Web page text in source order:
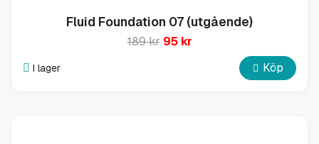
Fluid Foundation 07 (utgående)
189 kr 95 kr
I lager Köp